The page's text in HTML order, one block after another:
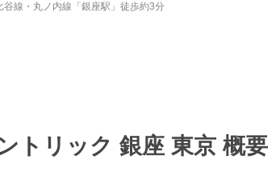
線・丸ノ内線「銀座駅」徒歩約3分
トリック 銀座 東京 概要